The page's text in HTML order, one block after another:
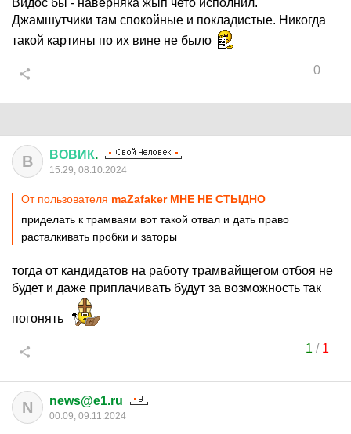
Видос бы - наверняка жып чето исполнил.
Джамшутчики там спокойные и покладистые. Никогда
такой картины по их вине не было
0
В ВОВИК.
15:29, 08.10.2024
От пользователя maZafaker МНЕ НЕ СТЫДНО
приделать к трамваям вот такой отвал и дать право
расталкивать пробки и заторы
тогда от кандидатов на работу трамвайщегом отбоя не
будет и даже приплачивать будут за возможность так
погонять
1 / 1
N news@e1.ru
00:09, 09.11.2024